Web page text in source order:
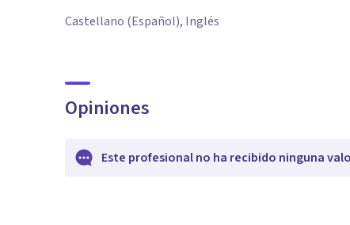
Castellano (Español), Inglés
Opiniones
Este profesional no ha recibido ninguna